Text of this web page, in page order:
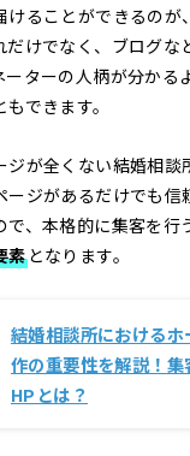
けることができるのが
だけでなく、ブログな
ーターの人柄が分かる
できます。
ジが全くない結婚相談
ージがあるだけでも信
、本格的に集客を行
素となります。
結婚相談所における
作の重要性を解説！集
HPとは？